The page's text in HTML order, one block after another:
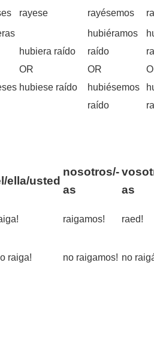
rayese
rayésemos
hubiera raído
OR
hubiese raído
hubiéramos
raído
OR
hubiésemos
raído
ella/usted
nosotros/-
as
as
raigamos! raed!
raiga! no raigamos! no